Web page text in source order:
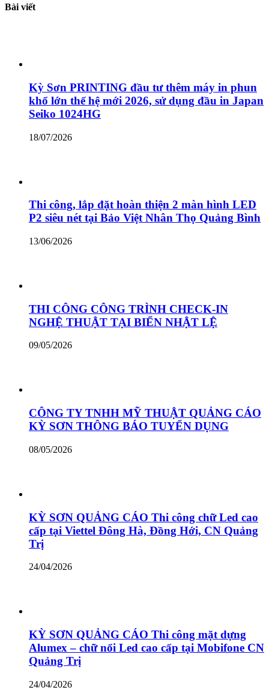
Bài viết
Kỳ Sơn PRINTING đầu tư thêm máy in phun
khổ lớn thế hệ mới 2026, sử dụng đầu in Japan
Seiko 1024HG
18/07/2026
Thi công, lắp đặt hoàn thiện 2 màn hình LED
P2 siêu nét tại Bảo Việt Nhân Thọ Quảng Bình
13/06/2026
THI CÔNG CÔNG TRÌNH CHECK-IN
NGHỆ THUẬT TẠI BIỂN NHẬT LỆ
09/05/2026
CÔNG TY TNHH MỸ THUẬT QUẢNG CÁO
KỲ SƠN THÔNG BÁO TUYỂN DỤNG
08/05/2026
KỲ SƠN QUẢNG CÁO Thi công chữ Led cao
cấp tại Viettel Đông Hà, Đồng Hới, CN Quảng
Trị
24/04/2026
KỲ SƠN QUẢNG CÁO Thi công mặt dựng
Alumex – chữ nổi Led cao cấp tại Mobifone CN
Quảng Trị
24/04/2026